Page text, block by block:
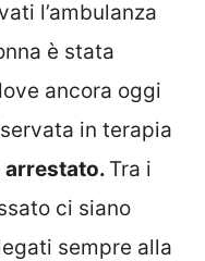
l’ambulanza
è stata
ancora oggi
in terapia
arrestato. Tra i
ci siano
sempre alla